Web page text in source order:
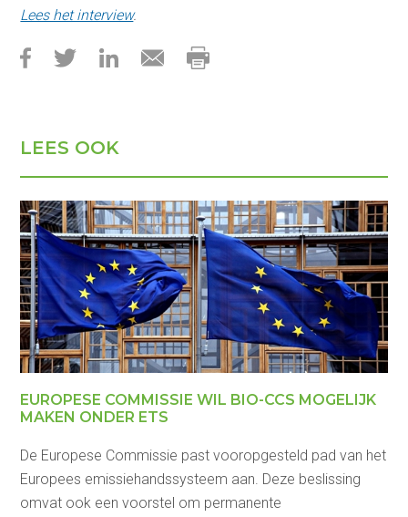
Lees het interview.
LEES OOK
EUROPESE COMMISSIE WIL BIO-CCS MOGELIJK
MAKEN ONDER ETS
De Europese Commissie past vooropgesteld pad van het
Europees emissiehandssysteem aan. Deze beslissing
omvat ook een voorstel om permanente